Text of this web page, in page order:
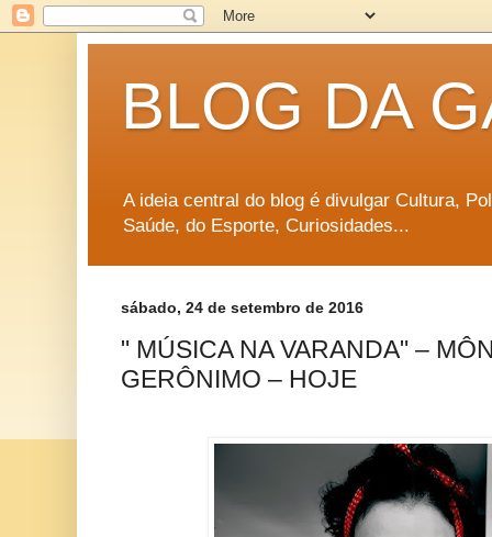
BLOG DA
A ideia central do blog é divulgar Cultura,
Saúde, do Esporte, Curiosidades...
sábado, 24 de setembro de 2016
" MÚSICA NA VARANDA" –
GERÔNIMO – HOJE